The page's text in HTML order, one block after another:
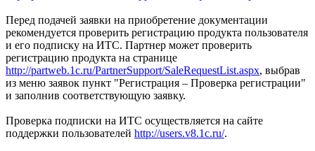
Перед подачей заявки на приобретение документации
рекомендуется проверить регистрацию продукта пользователя
и его подписку на ИТС. Партнер может проверить
регистрацию продукта на странице
http://partweb.1c.ru/PartnerSupport/SaleRequestList.aspx, выбрав
из меню заявок пункт "Регистрация – Проверка регистрации"
и заполнив соответствующую заявку.
Проверка подписки на ИТС осуществляется на сайте
поддержки пользователей http://users.v8.1c.ru/.